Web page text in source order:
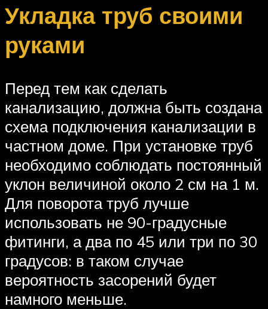
Укладка труб своими
руками
Перед тем как сделать
канализацию, должна быть создана
схема подключения канализации в
частном доме. При установке труб
необходимо соблюдать постоянный
уклон величиной около 2 см на 1 м.
Для поворота труб лучше
использовать не 90-градусные
фитинги, а два по 45 или три по 30
градусов: в таком случае
вероятность засорений будет
намного меньше.